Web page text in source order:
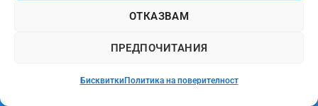
ОТКАЗВАМ
ПРЕДПОЧИТАНИЯ
БисквиткиПолитика на поверителност